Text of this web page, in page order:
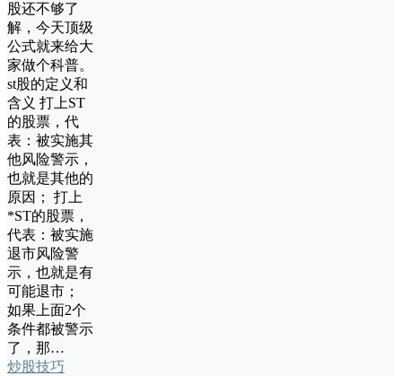
股还不够了
解，今天顶级
公式就来给大
家做个科普。
st股的定义和
含义 打上ST
的股票，代
表：被实施其
他风险警示，
也就是其他的
原因； 打上
*ST的股票，
代表：被实施
退市风险警
示，也就是有
可能退市；
如果上面2个
条件都被警示
了，那…
炒股技巧